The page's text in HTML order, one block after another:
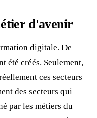
d'avenir
digitale. De
été créés. Seulement,
ces secteurs
des secteurs qui
par les métiers du